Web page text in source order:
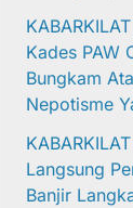
Kades PAW
Bungkam
Nepotisme
Langsung
Banjir